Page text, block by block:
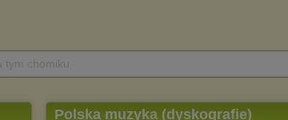
Polska muzyka (dyskografie)